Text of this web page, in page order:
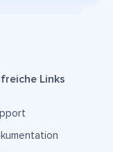
Links